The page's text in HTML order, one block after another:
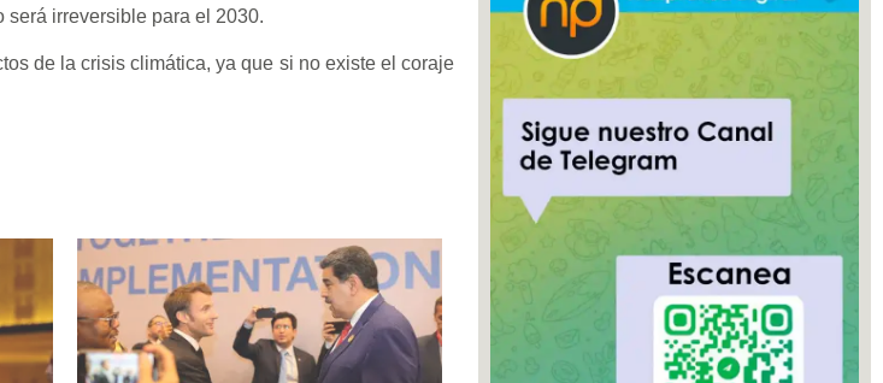
será irreversible para el 2030.
de la crisis climática, ya que si no existe el coraje